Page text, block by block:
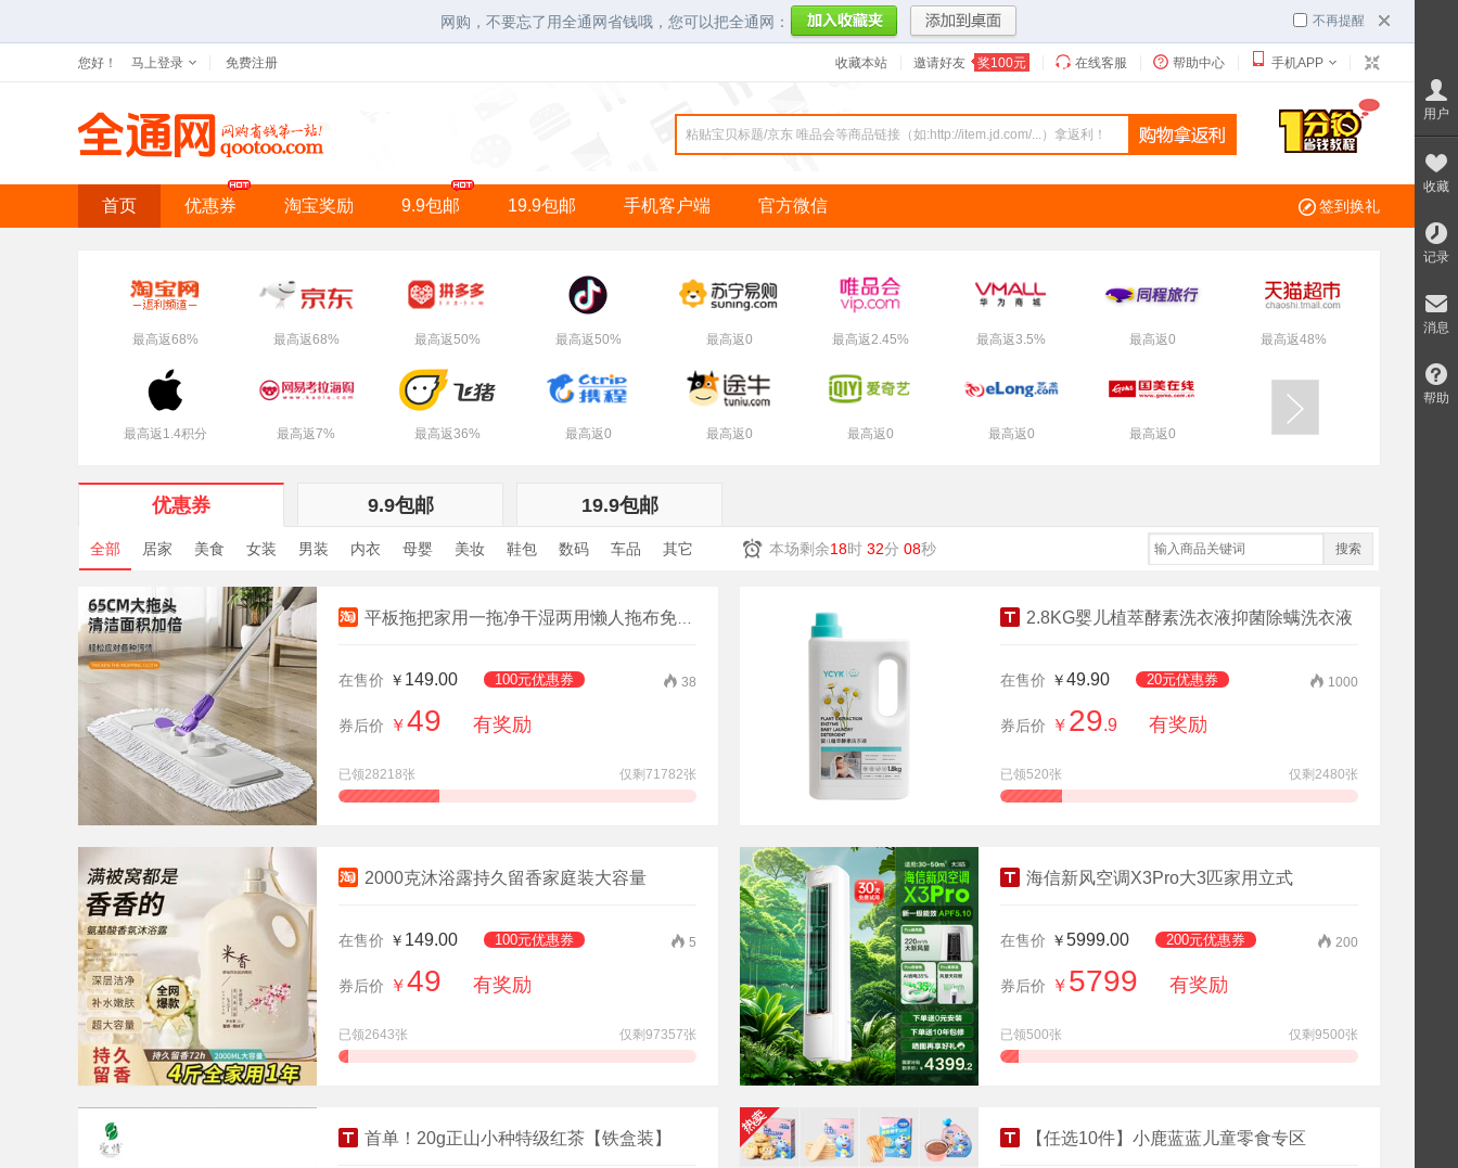
网购，不要忘了用全通网省钱哦，您可以把全通网： 不再提醒
您好！ 马上登录 免费注册 收藏本站 邀请好友 奖100元 在线客服 帮助中心 手机APP
首页 优惠券 淘宝奖励 9.9包邮 19.9包邮 手机客户端 官方微信 签到换礼
最高返68% 最高返68% 最高返50% 最高返50% 最高返0 最高返2.45% 最高返3.5% 最高返0 最高返48%
最高返1.4积分 最高返7% 最高返36% 最高返0 最高返0 最高返0 最高返0 最高返0
优惠券 9.9包邮 19.9包邮
全部 居家 美食 女装 男装 内衣 母婴 美妆 鞋包 数码 车品 其它 本场剩余18时 32分 07秒 搜索
平板拖把家用一拖净干湿两用懒人拖布免手洗
在售价 ￥ 149.00 100元优惠券 38
券后价 ￥49 有奖励
已领28218张 仅剩71782张
2.8KG婴儿植萃酵素洗衣液抑菌除螨洗衣液
在售价 ￥49.90 20元优惠券 1000
券后价 ￥ 29.9 有奖励
已领520张 仅剩2480张
2000克沐浴露持久留香家庭装大容量
在售价 ￥ 149.00 100元优惠券 5
券后价 ￥49 有奖励
已领2643张 仅剩97357张
海信新风空调X3Pro大3匹家用立式
在售价 ￥5999.00 200元优惠券 200
券后价 ￥ 5799 有奖励
已领500张 仅剩9500张
首单！20g正山小种特级红茶【铁盒装】
【任选10件】小鹿蓝蓝儿童零食专区
用户
收藏
记录
消息
帮助